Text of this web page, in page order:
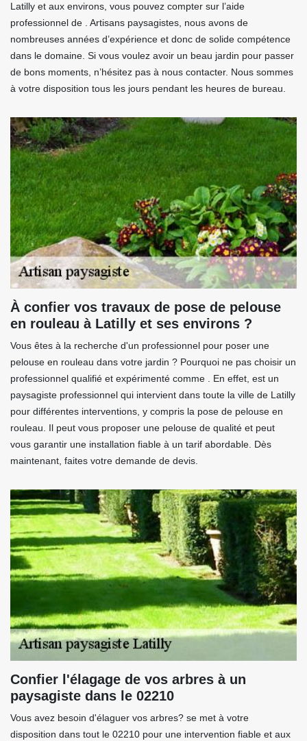
Latilly et aux environs, vous pouvez compter sur l’aide
professionnel de . Artisans paysagistes, nous avons de
nombreuses années d’expérience et donc de solide compétence
dans le domaine. Si vous voulez avoir un beau jardin pour passer
de bons moments, n’hésitez pas à nous contacter. Nous sommes
à votre disposition tous les jours pendant les heures de bureau.
À confier vos travaux de pose de pelouse
en rouleau à Latilly et ses environs ?
Vous êtes à la recherche d'un professionnel pour poser une
pelouse en rouleau dans votre jardin ? Pourquoi ne pas choisir un
professionnel qualifié et expérimenté comme . En effet, est un
paysagiste professionnel qui intervient dans toute la ville de Latilly
pour différentes interventions, y compris la pose de pelouse en
rouleau. Il peut vous proposer une pelouse de qualité et peut
vous garantir une installation fiable à un tarif abordable. Dès
maintenant, faites votre demande de devis.
Confier l'élagage de vos arbres à un
paysagiste dans le 02210
Vous avez besoin d'élaguer vos arbres? se met à votre
disposition dans tout le 02210 pour une intervention fiable et aux